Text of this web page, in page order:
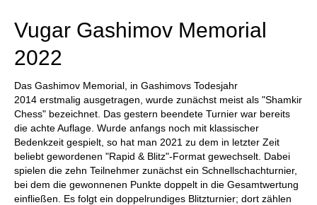
Vugar Gashimov Memorial
2022
Das Gashimov Memorial, in Gashimovs Todesjahr
2014 erstmalig ausgetragen, wurde zunächst meist als "Shamkir
Chess" bezeichnet. Das gestern beendete Turnier war bereits
die achte Auflage. Wurde anfangs noch mit klassischer
Bedenkzeit gespielt, so hat man 2021 zu dem in letzter Zeit
beliebt gewordenen "Rapid & Blitz"-Format gewechselt. Dabei
spielen die zehn Teilnehmer zunächst ein Schnellschachturnier,
bei dem die gewonnenen Punkte doppelt in die Gesamtwertung
einfließen. Es folgt ein doppelrundiges Blitzturnier; dort zählen